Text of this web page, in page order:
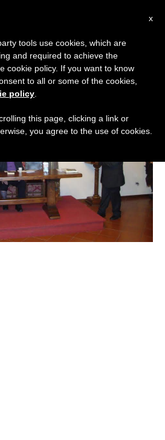
x
tools use cookies, which are
and required to achieve the
cookie policy. If you want to know
to all or some of the cookies,
policy
this page, clicking a link or
you agree to the use of cookies.